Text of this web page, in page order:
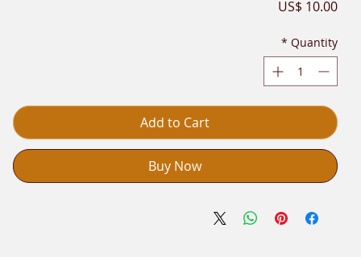
US$ 10.00
Quantity
*
Add to Cart
Buy Now